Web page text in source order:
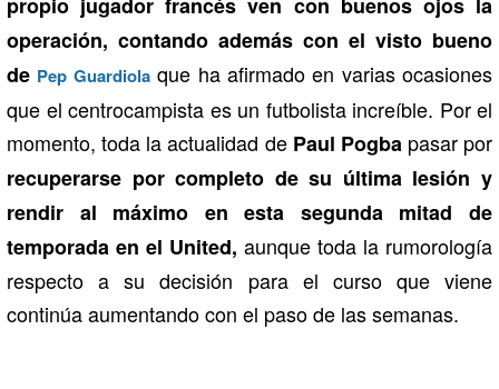
operación, contando además con el visto bueno
de Pep Guardiolaque ha afirmado en varias ocasiones
que el centrocampista es un futbolista increíble. Por el
momento, toda la actualidad de Paul Pogba pasar por
recuperarse por completo de su última lesión y
rendir al máximo en esta segunda mitad de
temporada en el United, aunque toda la rumorología
respecto a su decisión para el curso que viene
continúa aumentando con el paso de las semanas.